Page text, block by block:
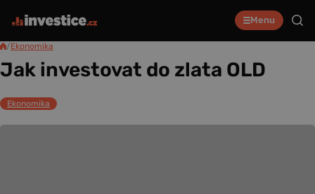
Menu
/Ekonomika
Jak investovat do zlata OLD
Ekonomika